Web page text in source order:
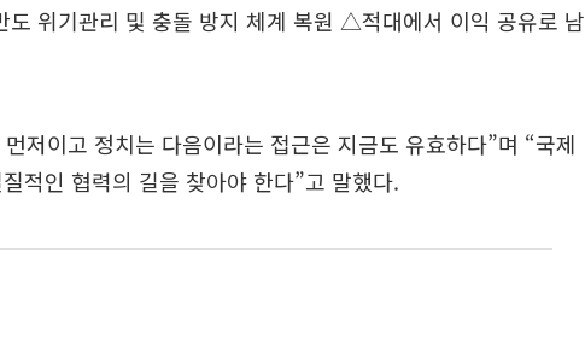
위기관리 및 충돌 방지 체계 복원 △적대에서 이익 공유로 남
저이고 정치는 다음이라는 접근은 지금도 유효하다”며 “국제
적인 협력의 길을 찾아야 한다”고 말했다.